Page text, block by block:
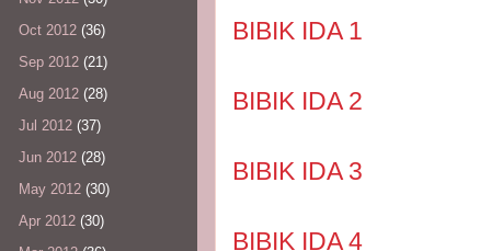
BIBIK IDA 1
BIBIK IDA 2
BIBIK IDA 3
BIBIK IDA 4
Oct 2012 (36)
Sep 2012 (21)
Aug 2012 (28)
Jul 2012 (37)
Jun 2012 (28)
May 2012 (30)
Apr 2012 (30)